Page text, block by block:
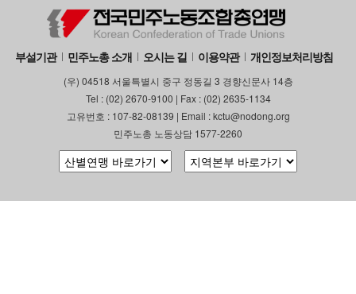
부설기관 민주노총 소개 오시는 길 이용약관 개인정보처리방침
(우) 04518 서울특별시 중구 정동길 3 경향신문사 14층
Tel : (02) 2670-9100 | Fax : (02) 2635-1134
고유번호 : 107-82-08139 | Email : kctu@nodong.org
민주노총 노동상담 1577-2260